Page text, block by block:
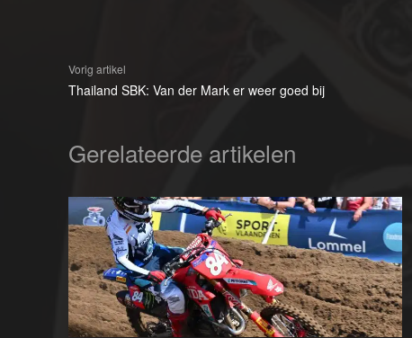
Vorig artikel
Thailand SBK: Van der Mark er weer goed bij
Gerelateerde artikelen